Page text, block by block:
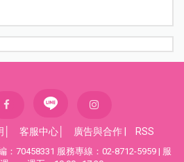
客服中心 廣告與合作 RSS
：70458331 服務專線：02-8712-5959 | 服